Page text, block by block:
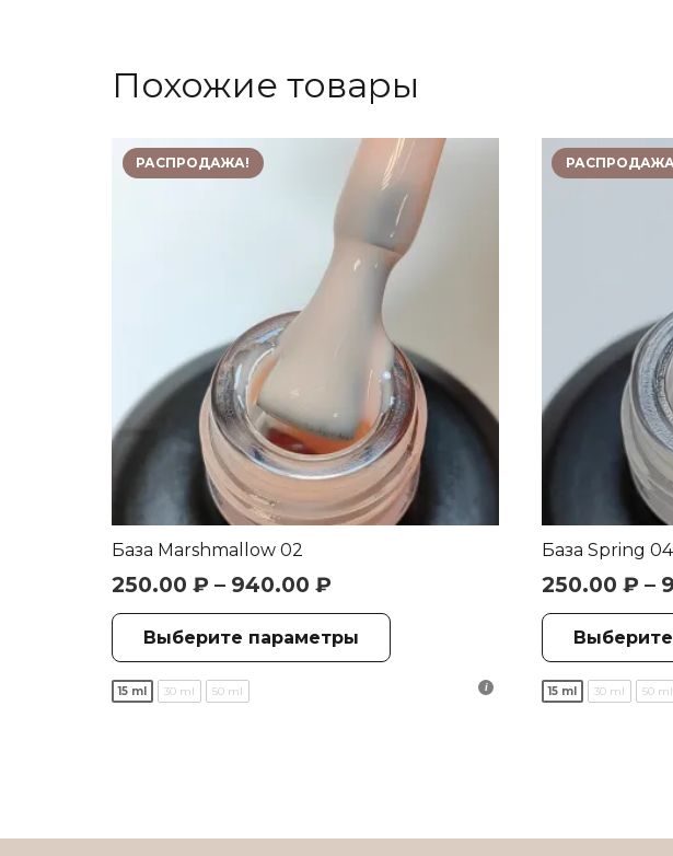
Похожие товары
РАСПРОДАЖА!
База Marshmallow 02
250.00 ₽ – 940.00 ₽
Выберите параметры
15 ml 30 ml 50 ml
База Spring 04
250.00 ₽ –
15 ml 30 ml 50 ml